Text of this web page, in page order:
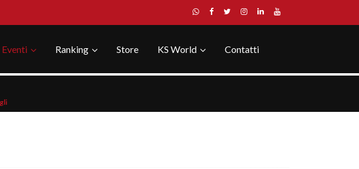
Eventi Ranking Store KS World Contatti